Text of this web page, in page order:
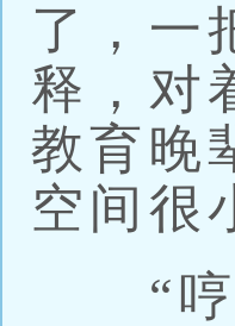
了，一
释，对
教育晚
空间很
“哼